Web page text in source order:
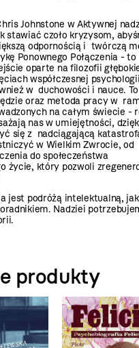
Johnstone w Aktywnej
stawiać czoło kryzysom,
odpornością i twórczą
Ponownego Połączenia - to
oparte na filozofii
współczesnej
w duchowości i nauce.
oraz metoda pracy w
na całym świecie -
nas w umiejętności,
się z nadciągającą
w Wielkim Zwrocie, od
do społeczeństwa
życie, który pozwoli
jest podróżą intelektualną,
Nadziei
produkty